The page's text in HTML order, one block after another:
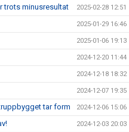
trots minusresultat 2025-02-28 12:51
2025-01-29 16:46
2025-01-06 19:13
2024-12-20 11:44
2024-12-18 18:32
2024-12-07 19:35
tar form 2024-12-06 15:06
2024-12-03 20:03